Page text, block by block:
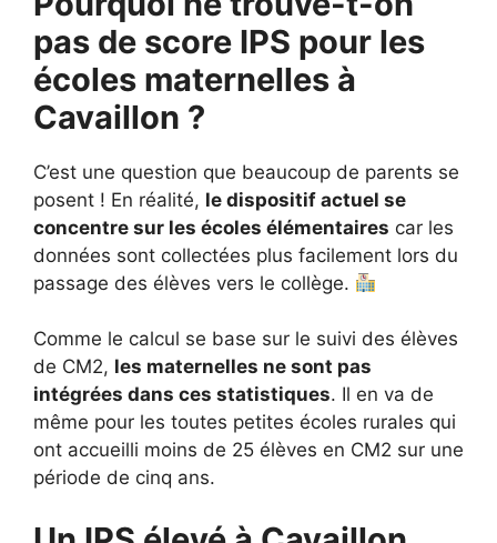
pas de score IPS pour les
écoles maternelles à
Cavaillon ?
C’est une question que beaucoup de parents se
posent ! En réalité, le dispositif actuel se
concentre sur les écoles élémentaires car les
données sont collectées plus facilement lors du
passage des élèves vers le collège.
Comme le calcul se base sur le suivi des élèves
de CM2, les maternelles ne sont pas
intégrées dans ces statistiques. Il en va de
même pour les toutes petites écoles rurales qui
ont accueilli moins de 25 élèves en CM2 sur une
période de cinq ans.